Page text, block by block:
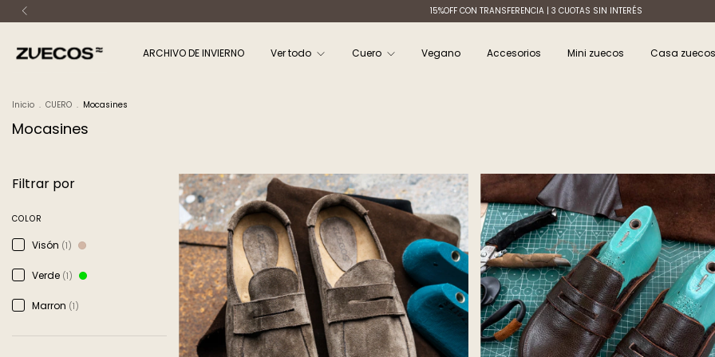
15%OFF CON TRANSFERENCIA | 3 CUOTAS SIN INTERÉS
ARCHIVO DE INVIERNO Ver todo Cuero Vegano Accesorios Mini zuecos Casa
Inicio . CUERO . Mocasines
Mocasines
Filtrar por
COLOR
Visón (1)
Verde (1)
Marron (1)